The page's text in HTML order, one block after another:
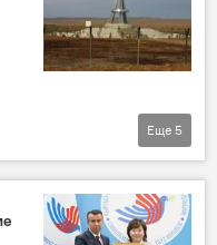
новости
Еще 5